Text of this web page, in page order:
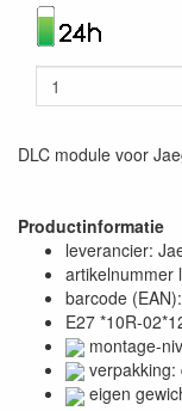
DLC module voor
Productinformatie
leverancier:
artikelnummer
barcode
E27 *10R-
montage-
verpakking:
eigen